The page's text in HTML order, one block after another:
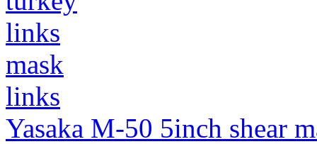
links
mask
links
Yasaka M-50 5inch shear